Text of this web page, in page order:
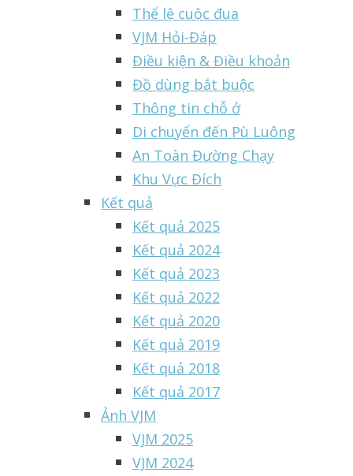
Thể lệ cuộc đua
VJM Hỏi-Đáp
Điều kiện & Điều khoản
Đồ dùng bắt buộc
Thông tin chỗ ở
Di chuyển đến Pù Luông
An Toàn Đường Chạy
Khu Vực Đích
Kết quả
Kết quả 2025
Kết quả 2024
Kết quả 2023
Kết quả 2022
Kết quả 2020
Kết quả 2019
Kết quả 2018
Kết quả 2017
Ảnh VJM
VJM 2025
VJM 2024